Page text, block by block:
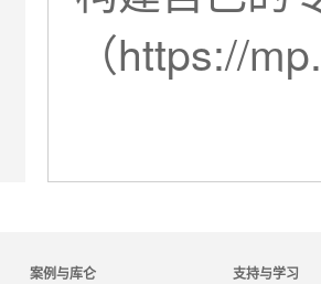
（https://
案例与库仑 支持与学习